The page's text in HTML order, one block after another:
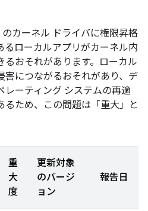
カーネル ドライバに権限昇格
るローカルアプリがカーネル内
るおそれがあります。ローカル
害につながるおそれがあり、デ
レーティング システムの再適
ため、この問題は「重大」と
重
大
度
更新対象
のバージ
ョン
報告日